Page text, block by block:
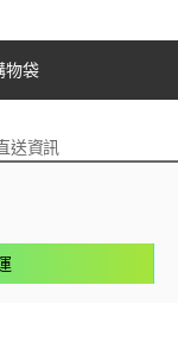
物袋
送資訊